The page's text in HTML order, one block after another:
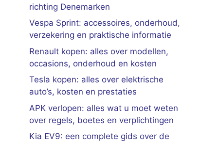
richting Denemarken
Vespa Sprint: accessoires, onderhoud,
verzekering en praktische informatie
Renault kopen: alles over modellen,
occasions, onderhoud en kosten
Tesla kopen: alles over elektrische
auto’s, kosten en prestaties
APK verlopen: alles wat u moet weten
over regels, boetes en verplichtingen
Kia EV9: een complete gids over de